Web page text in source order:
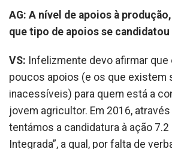
AG: A nível de apoios à
que tipo de apoios se
VS: Infelizmente devo afirmar
poucos apoios (e os que existem
inacessíveis) para quem está a
jovem agricultor. Em 2016,
tentámos a candidatura à ação 7.2
Integrada”, a qual, por falta de